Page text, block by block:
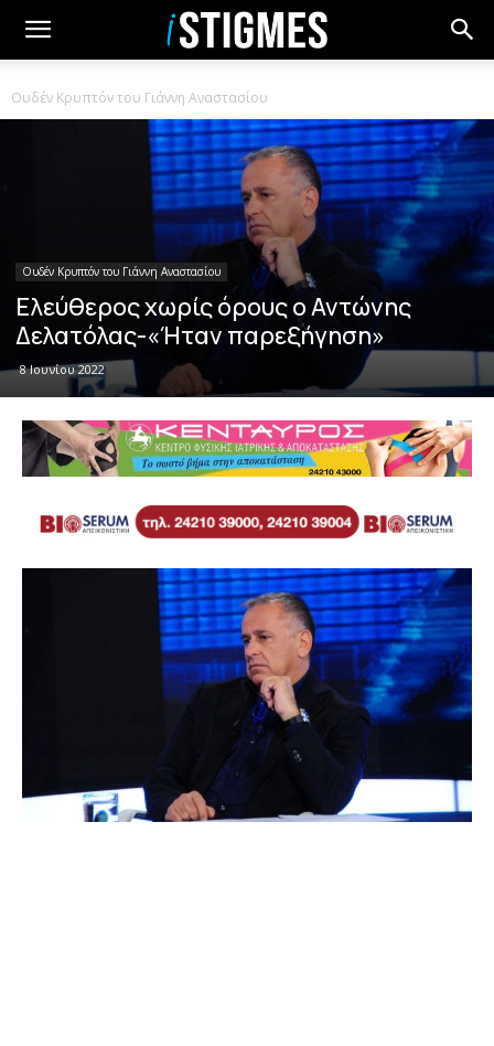
Ουδέν Κρυπτόν του Γιάννη Αναστασίου
Ουδέν Κρυπτόν του Γιάννη Αναστασίου
Ελεύθερος χωρίς όρους ο Αντώνης
Δελατόλας-«Ήταν παρεξήγηση»
8 Ιουνίου 2022